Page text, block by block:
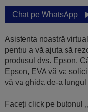
Chat pe WhatsApp
Asistenta noastră
pentru a vă ajuta să
produsul dvs. Epson.
Epson, EVA vă va
vă va ghida de-a lungul
Faceți click pe butonul